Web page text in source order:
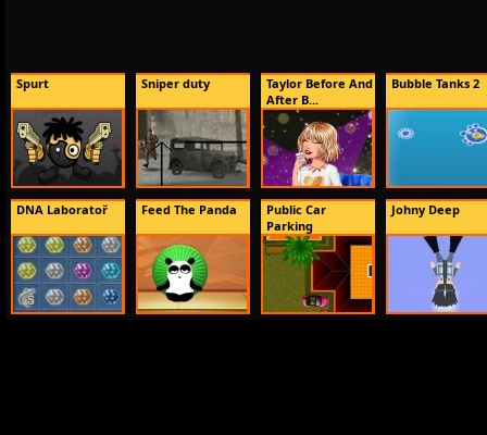
Spurt Sniper duty
Taylor Before And
After B...
Bubble Tanks 2
DNA Laboratoř Feed The Panda
Public Car
Parking
Johny Deep